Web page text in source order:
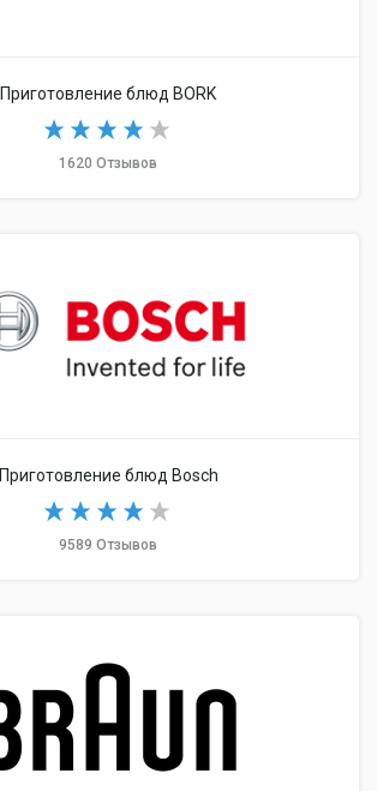
Приготовление блюд BORK
1620 Отзывов
Приготовление блюд Bosch
9589 Отзывов